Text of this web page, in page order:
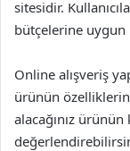
sitesidir.
bütçelerine uygun
Online alışveriş
ürünün
alacağınız